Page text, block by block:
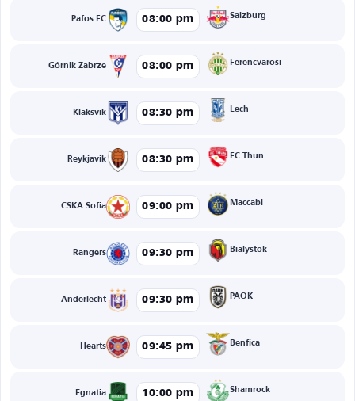
Pafos FC 08:00 pm Salzburg
Górnik Zabrze 08:00 pm Ferencvárosi
Klaksvik 08:30 pm Lech
Reykjavik 08:30 pm FC Thun
CSKA Sofia 09:00 pm Maccabi
Rangers 09:30 pm Bialystok
Anderlecht 09:30 pm PAOK
Hearts 09:45 pm Benfica
Egnatia 10:00 pm Shamrock